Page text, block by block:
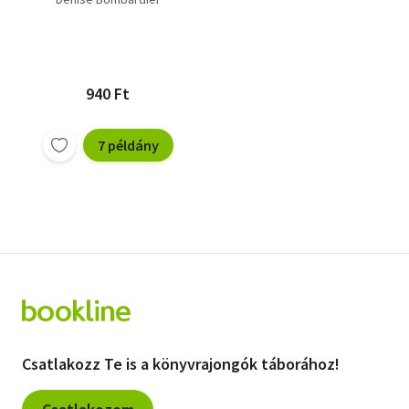
940 Ft
7 példány
Csatlakozz Te is a könyvrajongók táborához!